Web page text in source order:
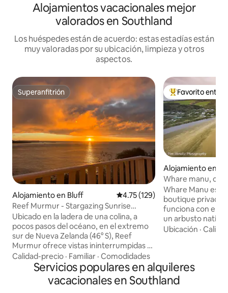
Alojamientos vacacionales mejor
valorados en Southland
Los huéspedes están de acuerdo: estas estadías están
muy valoradas por su ubicación, limpieza y otros
aspectos.
Superanfitrión
Superanfitrión
Alojamiento en Bluff Calificación promedio: 4.75 de
4.75 (129)
Reef Murmur - Stargazing Sunrise
Hideaway
Ubicado en la ladera de una colina, a
pocos pasos del océano, en el extremo
sur de Nueva Zelanda (46° S), Reef
Murmur ofrece vistas ininterrumpidas al
mar hasta el horizonte. Se trata de una
casa costera sencilla y de estilo más
tradicional, centrada en la naturaleza en
lugar de en el lujo moderno, con una
Calidad-precio · Familiar · Comodidades
Favorito entre
Favorito entre
Alojamiento en
Whare manu,
Whare Manu es
boutique privada
funciona con
un arbusto nativo
playa, que está a
Diseñado para
descansen y
niños, por favor. Si quieres que tu
Ubicación ·
Servicios populares en alquileres
vacacionales en Southland